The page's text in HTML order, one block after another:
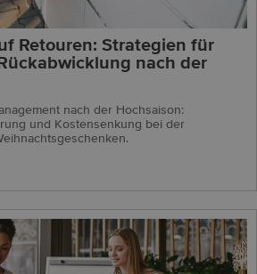
Retouren: Strategien für
nach der
nach der Hochsaison:
und Kostensenkung bei der